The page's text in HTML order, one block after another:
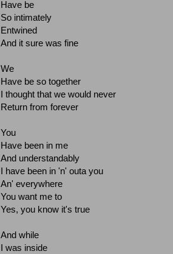
Have be
So intimately
Entwined
And it sure was fine
We
Have be so together
I thought that we would never
Return from forever
You
Have been in me
And understandably
I have been in 'n' outa you
An' everywhere
You want me to
Yes, you know it's true
And while
I was inside